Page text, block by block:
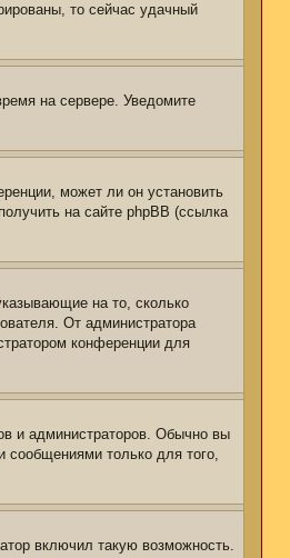
то сейчас удачный
на сервере. Уведомите
может ли он установить
на сайте phpBB (ссылка
на то, сколько
От администратора
конференции для
и администраторов. Обычно вы
сообщениями только для того,
включил такую возможность.